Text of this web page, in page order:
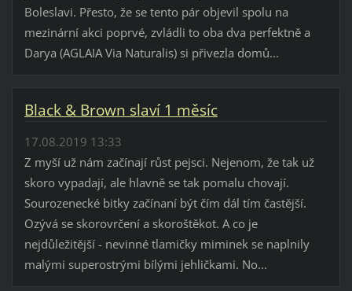
Boleslavi. Přesto, že se tento pár objevil spolu na
mezinární akci poprvé, zvládli to oba dva perfektně a
Darya (AGLAIA Via Naturalis) si přivezla domů...
Black & Brown slaví 1 měsíc
17.08.2019 13:33
Z myší už nám začínají růst pejsci. Nejenom, že tak už
skoro vypadají, ale hlavně se tak pomalu chovají.
Sourozenecké bitky začínaní být čím dál tím častější.
Ozývá se skorovrčení a skoroštěkot. A co je
nejdůležitější - nevinné tlamičky miminek se naplnily
malými superostrými bílými jehličkami. No...